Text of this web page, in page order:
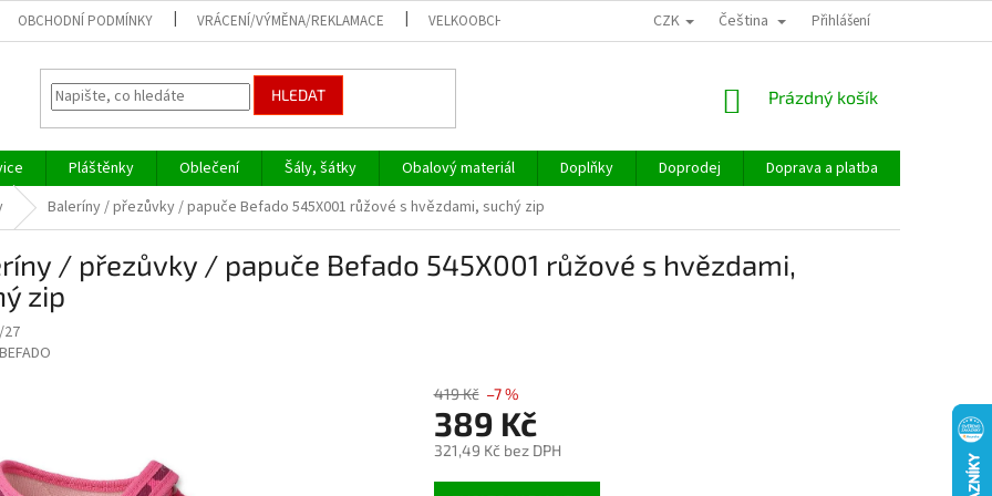
OBCHODNÍ PODMÍNKY VRÁCENÍ/VÝMĚNA/REKLAMACE VELKOOBCHOD CZK Čeština Přihlášení
HLEDAT
NÁKUPNÍ
Prázdný košík
Pláštěnky Oblečení Šály, šátky Obalový materiál Doplňky Doprodej Doprava a platba
Baleríny / přezůvky / papuče Befado 545X001 růžové s hvězdami, suchý zip
/ přezůvky / papuče Befado 545X001 růžové s hvězdami,
zip
27
BEFADO
419 Kč –7 %
389 Kč
321,49 Kč bez DPH
Měrná